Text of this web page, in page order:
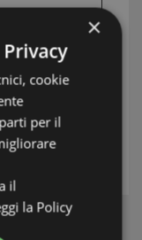
& Zanzibar
×
cookie
per il
il
la Policy